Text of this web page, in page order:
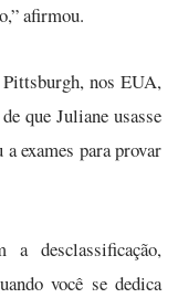
afirmou.
Pittsburgh, nos EUA,
que Juliane usasse
exames para provar
a desclassificação,
você se dedica